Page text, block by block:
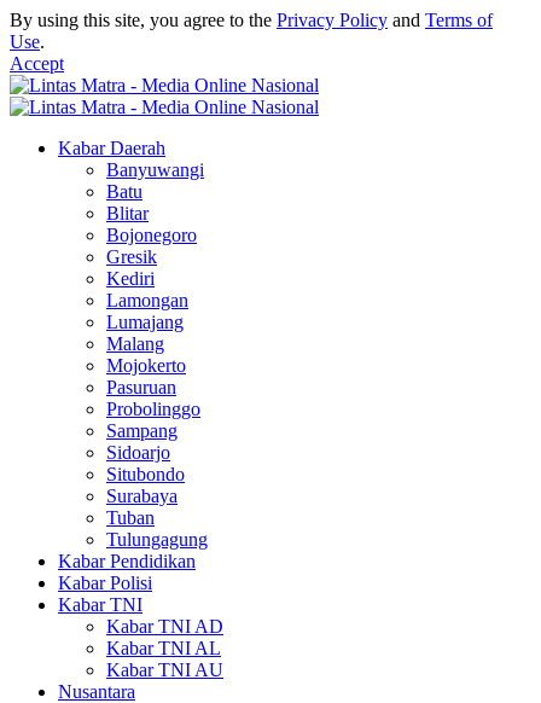
By using this site, you agree to the Privacy Policy and Terms of
Use.
Accept
Kabar Daerah
Banyuwangi
Batu
Blitar
Bojonegoro
Gresik
Kediri
Lamongan
Lumajang
Malang
Mojokerto
Pasuruan
Probolinggo
Sampang
Sidoarjo
Situbondo
Surabaya
Tuban
Tulungagung
Kabar Pendidikan
Kabar Polisi
Kabar TNI
Kabar TNI AD
Kabar TNI AL
Kabar TNI AU
Nusantara